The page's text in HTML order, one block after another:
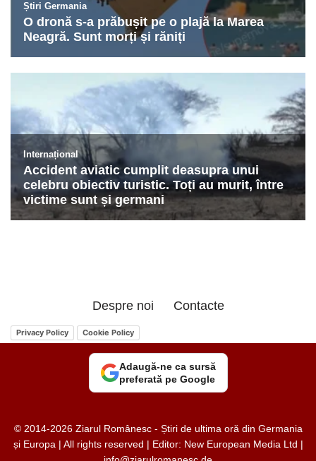
Despre noi Contacte
Privacy Policy Cookie Policy
Adaugă-ne ca sursă
preferată pe Google
© 2014-2026 Ziarul Românesc - Știri de ultima oră din Germania
și Europa | All rights reserved | Editor: New European Media Ltd |